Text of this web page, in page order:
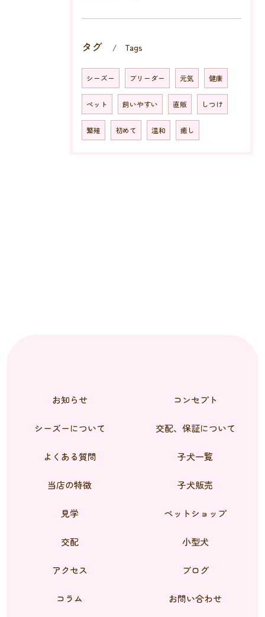
タグ Tags
シーズー ブリーダー 元気 健康
ペット 飼いやすい 直販 しつけ
繁殖 初めて 温和 癒し
お知らせ コンセプト
シーズーについて 交配、保証について
よくある質問 子犬一覧
当店の特徴 子犬販売
見学 ペットショップ
交配 小型犬
アクセス ブログ
コラム お問い合わせ